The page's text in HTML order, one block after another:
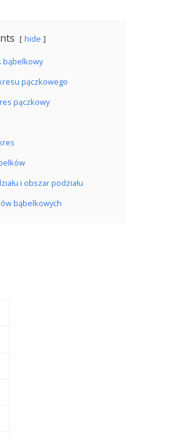
hide
bąbelkowy
pączkowego
pączkowy
i obszar podziału
bąbelkowych